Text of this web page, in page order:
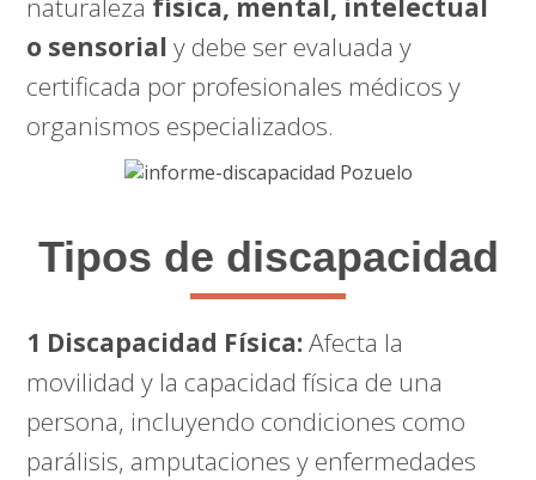
naturaleza física, mental, intelectual
o sensorial y debe ser evaluada y
certificada por profesionales médicos y
organismos especializados.
Tipos de discapacidad
1 Discapacidad Física:Afecta la
movilidad y la capacidad física de una
persona, incluyendo condiciones como
parálisis, amputaciones y enfermedades